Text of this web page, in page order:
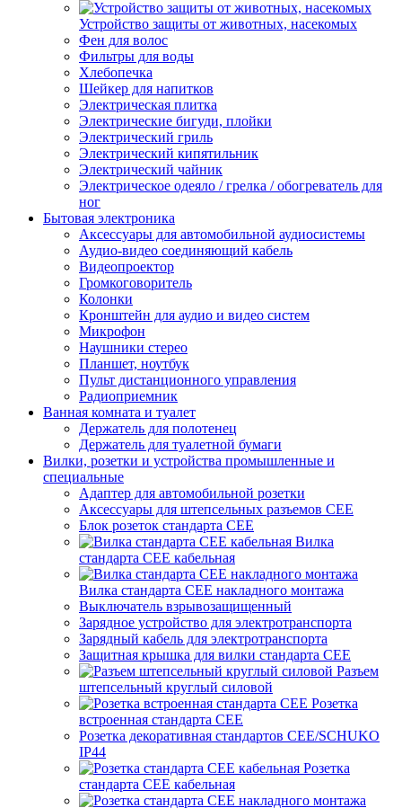
Устройство защиты от животных, насекомых
Фен для волос
Фильтры для воды
Хлебопечка
Шейкер для напитков
Электрическая плитка
Электрические бигуди, плойки
Электрический гриль
Электрический кипятильник
Электрический чайник
Электрическое одеяло / грелка / обогреватель для
ног
Бытовая электроника
Аксессуары для автомобильной аудиосистемы
Аудио-видео соединяющий кабель
Видеопроектор
Громкоговоритель
Колонки
Кронштейн для аудио и видео систем
Микрофон
Наушники стерео
Планшет, ноутбук
Пульт дистанционного управления
Радиоприемник
Ванная комната и туалет
Держатель для полотенец
Держатель для туалетной бумаги
Вилки, розетки и устройства промышленные и
специальные
Адаптер для автомобильной розетки
Аксессуары для штепсельных разъемов CEE
Блок розеток стандарта CEE
Вилка
стандарта CEE кабельная
Вилка стандарта CEE накладного монтажа
Выключатель взрывозащищенный
Зарядное устройство для электротранспорта
Зарядный кабель для электротранспорта
Защитная крышка для вилки стандарта CEE
Разъем
штепсельный круглый силовой
Розетка
встроенная стандарта CEE
Розетка декоративная стандартов CEE/SCHUKO
IP44
Розетка
стандарта СЕЕ кабельная